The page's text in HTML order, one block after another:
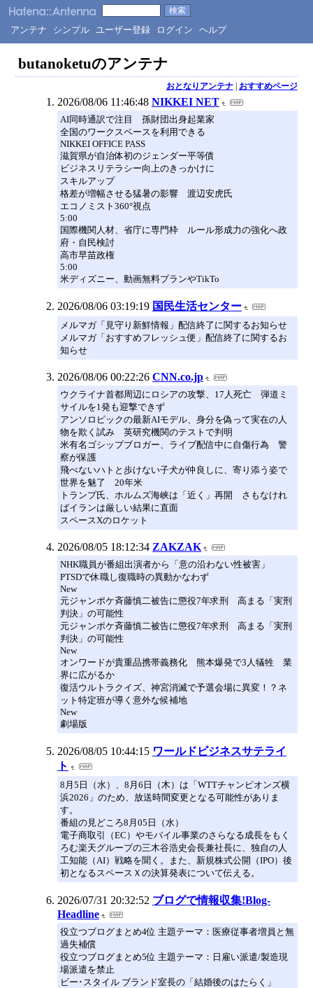
アンテナ シンプル ユーザー登録 ログイン ヘルプ
butanoketuのアンテナ
おとなりアンテナ| おすすめページ
2026/08/06 11:46:48 NIKKEI NET
AI同時通訳で注目 孫財団出身起業家
全国のワークスペースを利用できる
NIKKEI OFFICE PASS
滋賀県が自治体初のジェンダー平等債
ビジネスリテラシー向上のきっかけに
スキルアップ
格差が増幅させる猛暑の影響 渡辺安虎氏
エコノミスト360°視点
5:00
国際機関人材、省庁に専門枠 ルール形成力の強化へ政
府・自民検討
高市早苗政権
5:00
米ディズニー、動画無料プランやTikTo
2026/08/06 03:19:19 国民生活センター
メルマガ「見守り新鮮情報」配信終了に関するお知らせ
メルマガ「おすすめフレッシュ便」配信終了に関するお
知らせ
2026/08/06 00:22:26 CNN.co.jp
ウクライナ首都周辺にロシアの攻撃、17人死亡 弾道ミ
サイルを1発も迎撃できず
アンソロピックの最新AIモデル、身分を偽って実在の人
物を欺く試み 英研究機関のテストで判明
米有名ゴシップブロガー、ライブ配信中に自傷行為 警
察が保護
飛べないハトと歩けない子犬が仲良しに、寄り添う姿で
世界を魅了 20年米
トランプ氏、ホルムズ海峡は「近く」再開 さもなけれ
ばイランは厳しい結果に直面
スペースXのロケット
2026/08/05 18:12:34 ZAKZAK
NHK職員が番組出演者から「意の沿わない性被害」
PTSDで休職し復職時の異動かなわず
New
元ジャンポケ斉藤慎二被告に懲役7年求刑 高まる「実刑
判決」の可能性
元ジャンポケ斉藤慎二被告に懲役7年求刑 高まる「実刑
判決」の可能性
New
オンワードが貴重品携帯義務化 熊本爆発で3人犠牲 業
界に広がるか
復活ウルトラクイズ、神宮消滅で予選会場に異変！？ネ
ット特定班が導く意外な候補地
New
劇場版
2026/08/05 10:44:15 ワールドビジネスサテライ
ト
8月5日（水）、8月6日（木）は「WTTチャンピオンズ横
浜2026」のため、放送時間変更となる可能性がありま
す。
番組の見どころ8月05日（水）
電子商取引（EC）やモバイル事業のさらなる成長をもく
ろむ楽天グループの三木谷浩史会長兼社長に、独自の人
工知能（AI）戦略を聞く。また、新規株式公開（IPO）後
初となるスペースＸの決算発表について伝える。
2026/07/31 20:32:52 ブログで情報収集!Blog-
Headline
役立つブログまとめ4位 主題テーマ：医療従事者増員と無
過失補償
役立つブログまとめ5位 主題テーマ：日雇い派遣/製造現
場派遣を禁止
ビー･スタイル ブランド室長の「結婚後のはたらく」